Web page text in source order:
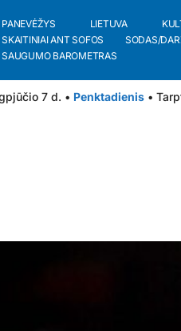
PANEVĖŽYS LIETUVA
SKAITINIAI ANT SOFOS
SODAS/
SAUGUMO BAROMETRAS
7 d. • Penktadienis •